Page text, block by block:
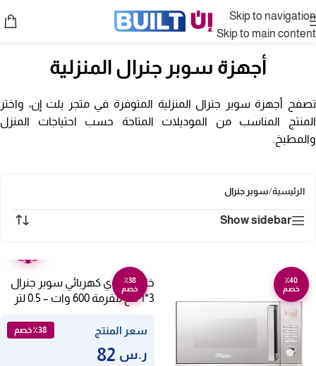
Skip to navigation
Skip to main content
أجهزة سوبر جنرال المنزلية
تصفح أجهزة سوبر جنرال المنزلية المتوفرة في متجر بلت إن، واختر
المنتج المناسب من الموديلات المتاحة حسب احتياجات المنزل
والمطبخ.
الرئيسية/سوبر جنرال
Show sidebar
٪40
خصم
٪38
خصم
خلاط يدوي كهربائي سوبر جنرال
3*1 مع مفرمة 600 وات – 0.5 لتر
سعر المنتج
٪38 خصم
ر.س